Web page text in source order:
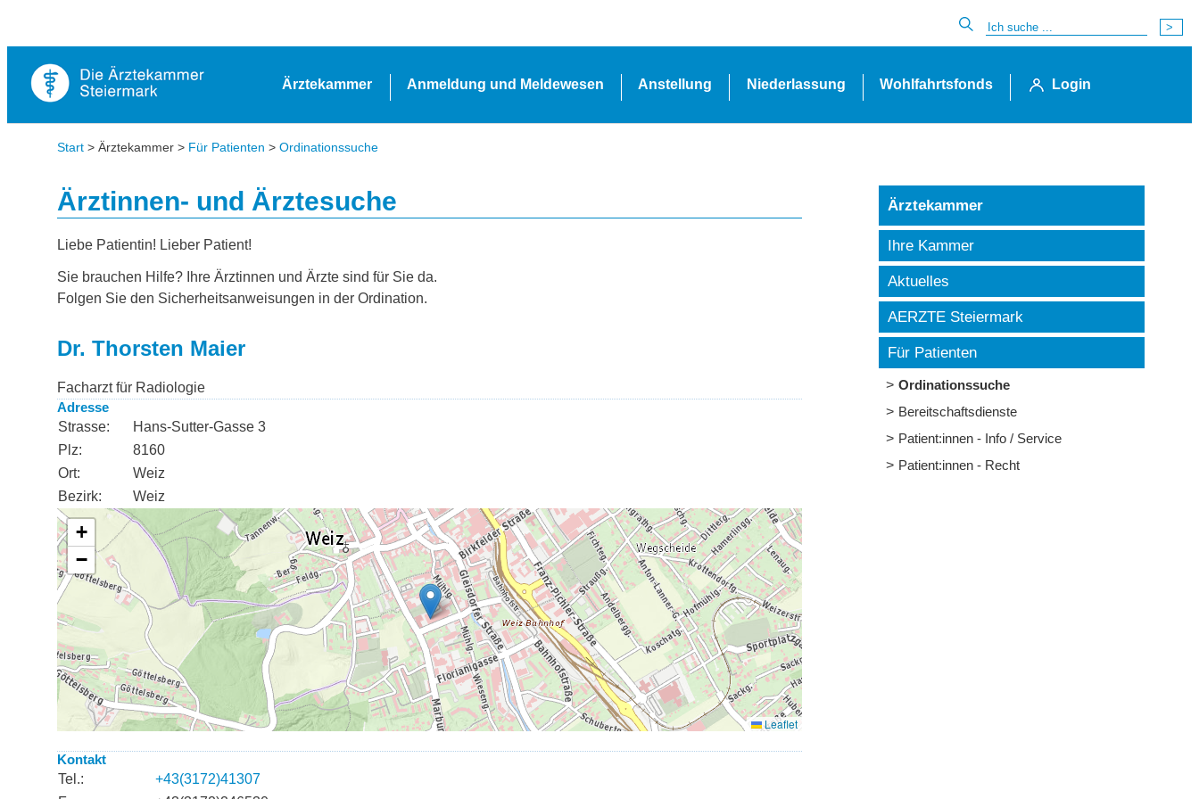
Ärztekammer Anmeldung und Meldewesen Anstellung Niederlassung Wohlfahrtsfonds Login
Start > Ärztekammer > Für Patienten > Ordinationssuche
Ärztinnen- und Ärztesuche
Liebe Patientin! Lieber Patient!
Sie brauchen Hilfe? Ihre Ärztinnen und Ärzte sind für Sie da.
Folgen Sie den Sicherheitsanweisungen in der Ordination.
Dr. Thorsten Maier
Facharzt für Radiologie
Adresse
Strasse:
Hans-Sutter-Gasse 3
Plz:
8160
Ort:
Weiz
Bezirk:
Weiz
Kontakt
Tel.:
+43(3172)41307
Ärztekammer
Ihre Kammer
Aktuelles
AERZTE Steiermark
Für Patienten
Ordinationssuche
Bereitschaftsdienste
Patient:innen - Info / Service
Patient:innen - Recht